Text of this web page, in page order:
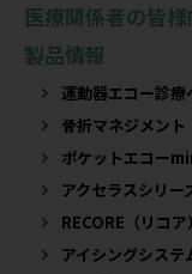
医療関係者の皆
製品情報
運動器エコー診療
骨折マネジメン
ポケットエコー
アクセラスシリー
RECORE（リコ
アイシングシステ